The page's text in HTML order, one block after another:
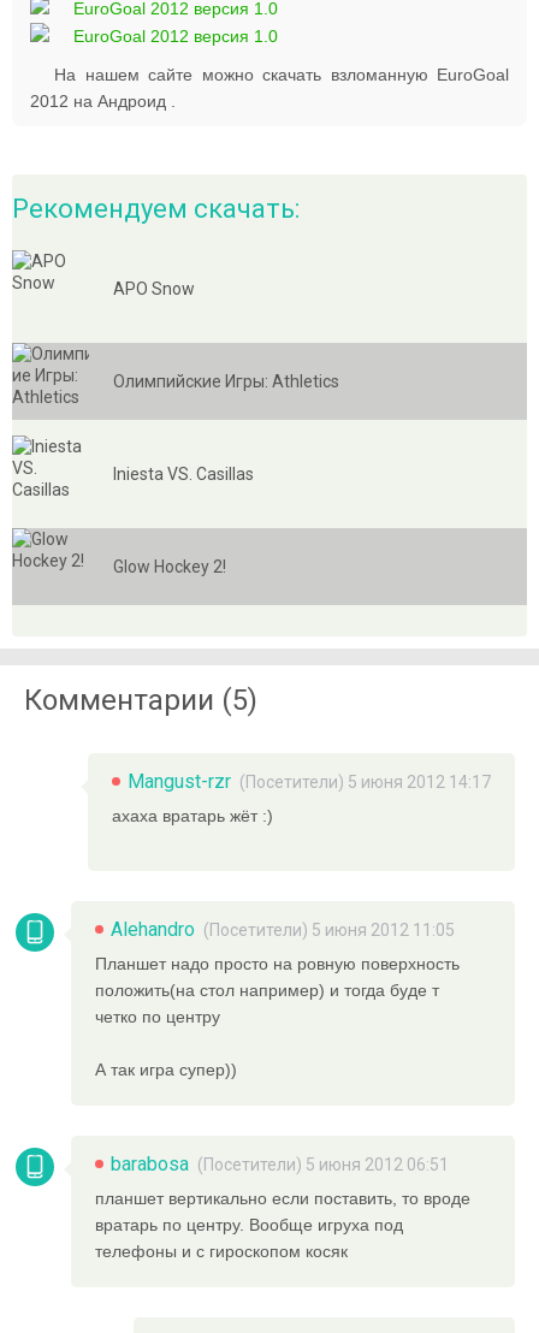
На нашем сайте можно скачать взломанную EuroGoal
2012 на Андроид .
Рекомендуем скачать:
APO Snow
Oлимпийские Игры: Athletics
Iniesta VS. Casillas
Glow Hockey 2!
Комментарии (5)
Mangust-rzr (Посетители) 5 июня 2012 14:17
ахаха вратарь жёт :)
Alehandro (Посетители) 5 июня 2012 11:05
Планшет надо просто на ровную поверхность
положить(на стол например) и тогда буде т
четко по центру
А так игра супер))
barabosa (Посетители) 5 июня 2012 06:51
планшет вертикально если поставить, то вроде
вратарь по центру. Вообще игруха под
телефоны и с гироскопом косяк